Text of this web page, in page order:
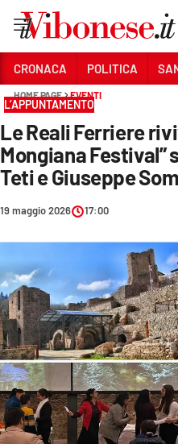
Sezioni
CRONACA
POLITICA
SOCIETÀ
CULTURA
ECONOMIA E LAVORO
EVENTI
SPORT
CRONACA POLITICA
HOME PAGE EVENTI
L’APPUNTAMENTO
Le Reali Ferriere
Mongiana Festival”
Teti e Giuseppe
19 maggio 2026 17:00